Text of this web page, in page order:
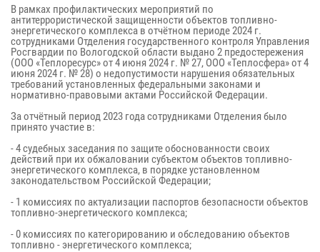
В рамках профилактических мероприятий по
антитеррористической защищенности объектов топливно-
энергетического комплекса в отчётном периоде 2024 г.
сотрудниками Отделения государственного контроля Управления
Росгвардии по Вологодской области выдано 2 предостережения
(ООО «Теплоресурс» от 4 июня 2024 г. № 27, ООО «Теплосфера» от 4
июня 2024 г. № 28) о недопустимости нарушения обязательных
требований установленных федеральными законами и
нормативно-правовыми актами Российской Федерации.
За отчётный период 2023 года сотрудниками Отделения было
принято участие в:
- 4 судебных заседания по защите обоснованности своих
действий при их обжаловании субъектом объектов топливно-
энергетического комплекса, в порядке установленном
законодательством Российской Федерации;
- 1 комиссиях по актуализации паспортов безопасности объектов
топливно-энергетического комплекса;
- 0 комиссиях по категорированию и обследованию объектов
топливно - энергетического комплекса;